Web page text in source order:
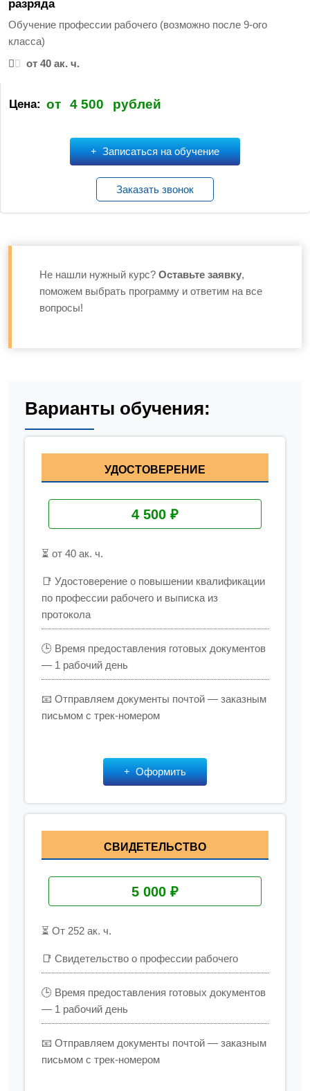
разряда
Обучение профессии рабочего (возможно после 9-ого
класса)
от 40 ак. ч.
Цена: от 4 500 рублей
Записаться на обучение
Заказать звонок
Не нашли нужный курс? Оставьте заявку,
поможем выбрать программу и ответим на все
вопросы!
Варианты обучения:
УДОСТОВЕРЕНИЕ
4 500 ₽
⏳ от 40 ак. ч.
📑 Удостоверение о повышении квалификации
по профессии рабочего и выписка из
протокола
🕒 Время предоставления готовых документов
— 1 рабочий день
📧 Отправляем документы почтой — заказным
письмом с трек-номером
Оформить
СВИДЕТЕЛЬСТВО
5 000 ₽
⏳ От 252 ак. ч.
📑 Свидетельство о профессии рабочего
🕒 Время предоставления готовых документов
— 1 рабочий день
📧 Отправляем документы почтой — заказным
письмом с трек-номером